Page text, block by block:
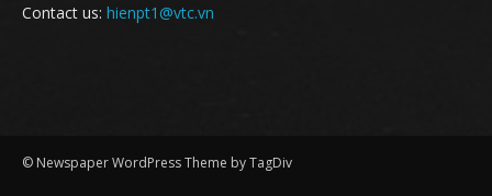
Contact us: hienpt1@vtc.vn
© Newspaper WordPress Theme by TagDiv